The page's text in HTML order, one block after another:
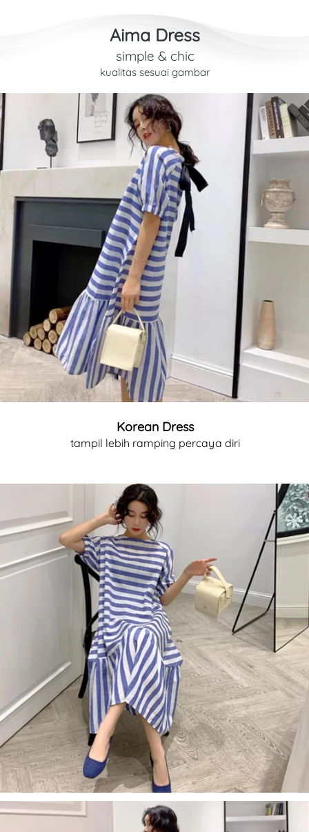
Aima Dress
simple & chic
kualitas sesuai gambar
Korean Dress
tampil lebih ramping percaya diri